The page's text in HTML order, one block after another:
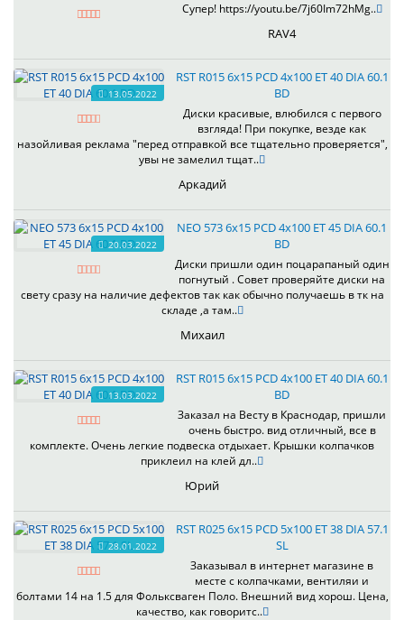
Супер! https://youtu.be/7j60Im72hMg..
RAV4
13.05.2022
RST R015 6x15 PCD 4x100 ET 40 DIA 60.1
BD
Диски красивые, влюбился с первого
взгляда! При покупке, везде как
назойливая реклама "перед отправкой все тщательно проверяется",
увы не замелил тщат..
Аркадий
20.03.2022
NEO 573 6x15 PCD 4x100 ET 45 DIA 60.1
BD
Диски пришли один поцарапаный один
погнутый . Совет проверяйте диски на
свету сразу на наличие дефектов так как обычно получаешь в тк на
складе ,а там..
Михаил
13.03.2022
RST R015 6x15 PCD 4x100 ET 40 DIA 60.1
BD
Заказал на Весту в Краснодар, пришли
очень быстро. вид отличный, все в
комплекте. Очень легкие подвеска отдыхает. Крышки колпачков
приклеил на клей дл..
Юрий
28.01.2022
RST R025 6x15 PCD 5x100 ET 38 DIA 57.1
SL
Заказывал в интернет магазине в
месте с колпачками, вентиляи и
болтами 14 на 1.5 для Фольксваген Поло. Внешний вид хорош. Цена,
качество, как говоритс..